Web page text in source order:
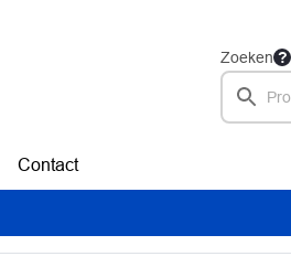
Zoeken
Contact